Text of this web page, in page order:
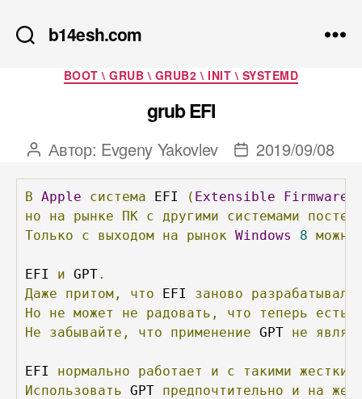
b14esh.com
Рубрики
BOOT \ GRUB \ GRUB2 \ INIT \ SYSTEMD
grub EFI
Автор
записи
Автор: Evgeny Yakovlev
Дата
записи
2019/09/08
В Apple система EFI ( Extensible Firmware
но
на рынке ПК с другими системами
Только
с выходом на рынок Windows 8 можно
EFI и GPT.
Даже
притом, что EFI заново
Но
не может не радовать, что теперь есть
Не
забывайте, что применение GPT не
EFI нормально работает и с такими
Использовать GPT предпочтительно и на